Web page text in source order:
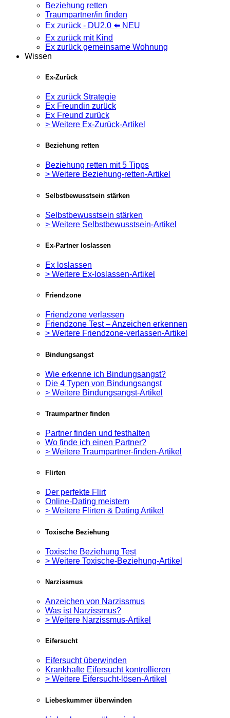
Beziehung retten
Traumpartner/in finden
Ex zurück - DU2.0 ⬅️ NEU
Ex zurück mit Kind
Ex zurück gemeinsame Wohnung
Wissen
Ex-Zurück
Ex zurück Strategie
Ex Freundin zurück
Ex Freund zurück
> Weitere Ex-Zurück-Artikel
Beziehung retten
Beziehung retten mit 5 Tipps
> Weitere Beziehung-retten-Artikel
Selbstbewusstsein stärken
Selbstbewusstsein stärken
> Weitere Selbstbewusstsein-Artikel
Ex-Partner loslassen
Ex loslassen
> Weitere Ex-loslassen-Artikel
Friendzone
Friendzone verlassen
Friendzone Test – Anzeichen erkennen
> Weitere Friendzone-verlassen-Artikel
Bindungsangst
Wie erkenne ich Bindungsangst?
Die 4 Typen von Bindungsangst
> Weitere Bindungsangst-Artikel
Traumpartner finden
Partner finden und festhalten
Wo finde ich einen Partner?
> Weitere Traumpartner-finden-Artikel
Flirten
Der perfekte Flirt
Online-Dating meistern
> Weitere Flirten & Dating Artikel
Toxische Beziehung
Toxische Beziehung Test
> Weitere Toxische-Beziehung-Artikel
Narzissmus
Anzeichen von Narzissmus
Was ist Narzissmus?
> Weitere Narzissmus-Artikel
Eifersucht
Eifersucht überwinden
Krankhafte Eifersucht kontrollieren
> Weitere Eifersucht-lösen-Artikel
Liebeskummer überwinden